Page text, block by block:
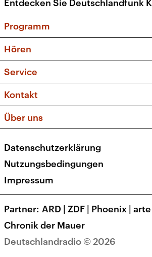
Entdecken Sie Deutschlandfunk
Programm
Sendungen und Podcasts
Musikliste
Kakadu – Das Kinderprogramm
Hören
Frequenzen (UKW + DAB+)
Service
FAQ
Apps
Newsletter
Kontakt
Social Media
Über uns
Presse
Karriere
Transparenz
Deutschlandradio © 2026
Datenschutzerklärung
Nutzungsbedingungen
Impressum
Partner ARD | ZDF | Phoenix | arte
Chronik der Mauer